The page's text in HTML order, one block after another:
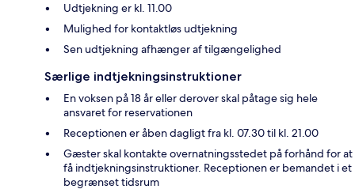
Udtjekning er kl. 11.00
Mulighed for kontaktløs udtjekning
Sen udtjekning afhænger af tilgængelighed
Særlige indtjekningsinstruktioner
En voksen på 18 år eller derover skal påtage sig hele
ansvaret for reservationen
Receptionen er åben dagligt fra kl. 07.30 til kl. 21.00
Gæster skal kontakte overnatningsstedet på forhånd for at
få indtjekningsinstruktioner. Receptionen er bemandet i et
begrænset tidsrum